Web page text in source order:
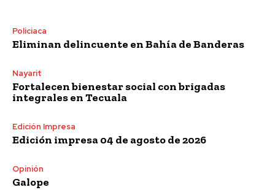
Policiaca
Eliminan delincuente en Bahía de Banderas
Nayarit
Fortalecen bienestar social con brigadas
integrales en Tecuala
Edición Impresa
Edición impresa 04 de agosto de 2026
Opinión
Galope